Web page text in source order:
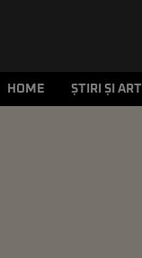
HOME ȘTIRI ȘI